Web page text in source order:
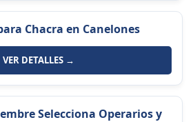
Chacra en Canelones
VER DETALLES →
Selecciona Operarios y